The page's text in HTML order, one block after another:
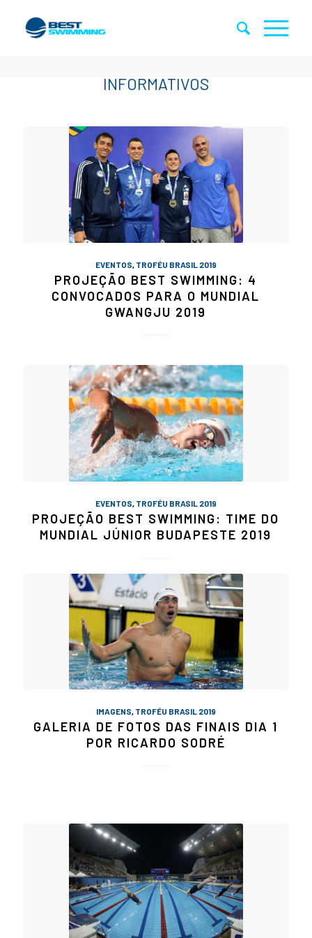
EVENTOS TROFÉU BRASIL 2019
PROJEÇÃO BEST SWIMMING: 4
CONVOCADOS PARA O MUNDIAL
GWANGJU 2019
EVENTOS TROFÉU BRASIL 2019
PROJEÇÃO BEST SWIMMING: TIME DO
MUNDIAL JÚNIOR BUDAPESTE 2019
IMAGENS, TROFÉU BRASIL 2019
GALERIA DE FOTOS DAS FINAIS DIA 1
POR RICARDO SODRÉ